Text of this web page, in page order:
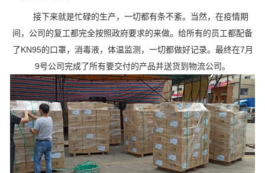
接下来就是忙碌的生产，一切都有条不紊。当然，在疫情期
间，公司的复工都完全按照政府要求的来做。给所有的员工都配备
了KN95的口罩，消毒液，体温监测，一切都做好记录。最终在7月
9号公司完成了所有要交付的产品并送货到物流公司。